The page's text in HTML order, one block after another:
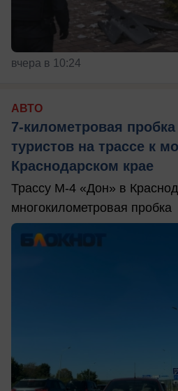
вчера в 10:24
АВТО
7-километровая
туристов на трассе к
Краснодарском крае
Трассу М-4 «Дон» в
многокилометровая пробка